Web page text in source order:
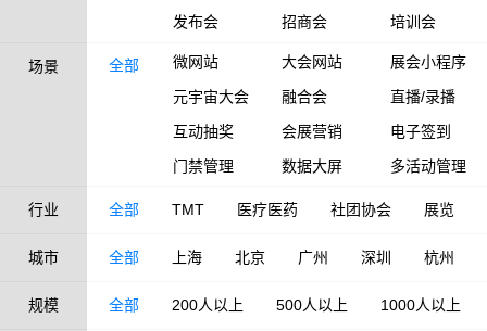
发布会
招商会 培训会
场景 全部 微网站 大会网站
展会小程序
元宇宙大会
融合会
直播/录播
互动抽奖
会展营销
电子签到
门禁管理
数据大屏 多活动管理
行业 全部 TMT 医疗医药 社团协会 展览
城市 全部 上海 北京 广州 深圳 杭州
规模 全部 200人以上 500人以上 1000人以上